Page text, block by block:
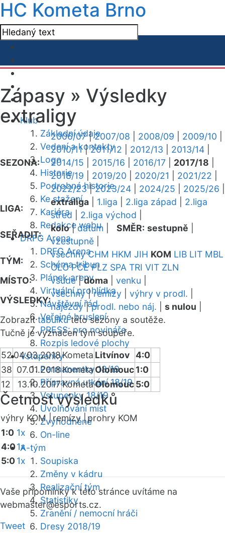
HC Kometa Brno
Klub
Základní údaje
Vedení a kontakty
Logo
Historie
Podrobná historie
Ke stažení
Kariéra
Redakce webu
DRFG Arena
DRFG Arena
Schéma tribun
Plánek areny
Virtuální prohlídka
Návštěvní řád
Veřejné bruslení
PRESS: pro novináře
Rozpis ledové plochy
Vstupenky
Permanentky 18/19
Přípravná utkání 18/19
Vstupenky 18/19
Uvolňování míst
Zvýhodněné
On-line
A-tým
Soupiska
Změny v kádru
Realizační tým
Statistiky
Zranění / nemocní hráči
Dresy 2018/19
Zápasy » Výsledky
extraligy
SEZONA:
2006/07|2007/08 2008/09 2009/10
2010/11|2011/12 2012/13 2013/14
2014/15
2015/16 2016/17 2017/18
2018/19
2019/20 2020/21 2021/22
2022/23|2023/24 2024/25 2025/26
LIGA:
extraliga 1.liga 2.liga západ
2.liga
střed
2.liga východ
SEŘADIT:
kolo|datum SMĚR: sestupně
vzestupně
TÝM:
všechny CHM HKM JIH KOM LIB LIT MBL
OLO PCE PLZ SPA TRI VIT ZLN
MÍSTO:
všude|doma venku
VÝSLEDKY:
všechny|remízy výhry v prodl.
nájezdy|prodl. nebo náj. s nulou
Zobrazittabulkutéto sezóny a soutěže.
Tučně je vyznačen tým soupeře.
5204.03.2018Kometa Litvínov 4:0
38 07.01.2018KometaOlomouc1:0
12
13.10.2017KometaOlomouc5:0
Četnost výsledků
výhry KOM |remízy |prohry KOM
1:0 1x
4:01x
5:01x
Vaše připomínky k této stránce uvítáme na
webmaster@esports.cz.
Tweet